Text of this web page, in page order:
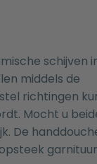
schijven
middels de
richtingen
Mocht u
De
garnituur